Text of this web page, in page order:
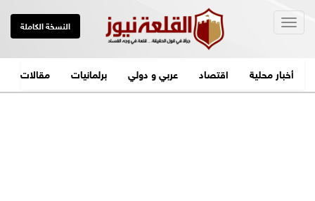
النسخة الكاملة
أخبار محلية اقتصاد عربي و دولي برلمانيات مقالات